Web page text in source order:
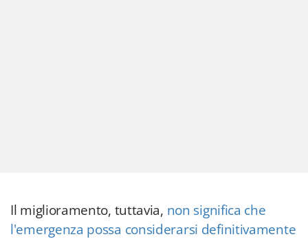
Il miglioramento, tuttavia, non significa che
l'emergenza possa considerarsi definitivamente